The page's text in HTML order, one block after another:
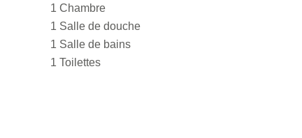
1 Chambre
1 Salle de douche
1 Salle de bains
1 Toilettes